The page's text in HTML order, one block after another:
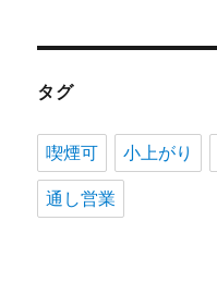
タグ
喫煙可 小上がり
通し営業